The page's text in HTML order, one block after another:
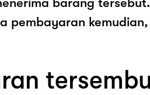
pembayaran